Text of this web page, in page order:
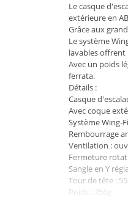
Le casque
extérieure en
Grâce aux
Le système
lavables
Avec un poids
ferrata.
Détails :
Casque
Avec coque
Système Wing-
Rembourrage
Ventilation :
Fermeture
Sangle en Y
Tour de tête :
Poids : 356g